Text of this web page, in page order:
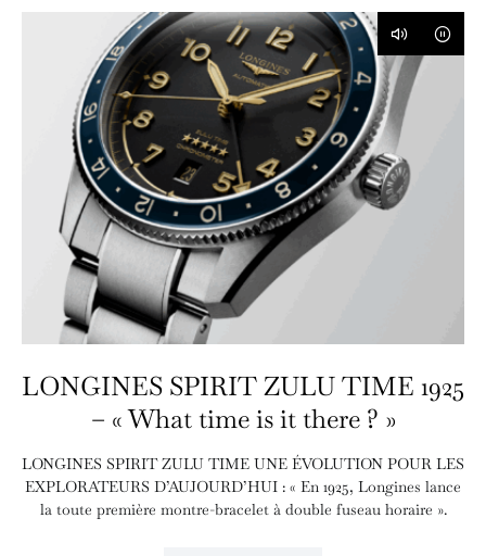
LONGINES SPIRIT ZULU TIME 1925
– « What time is it there ? »
LONGINES SPIRIT ZULU TIME UNE ÉVOLUTION POUR LES
EXPLORATEURS D’AUJOURD’HUI : « En 1925, Longines lance
la toute première montre-bracelet à double fuseau horaire ».